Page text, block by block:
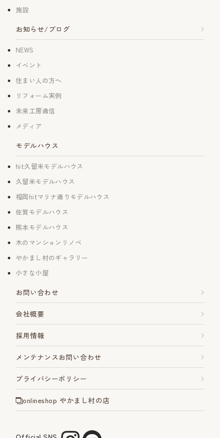
施設
お知らせ/ブログ
NEWS
イベント
住まい人の方へ
リフォーム実例
未来工房通信
メディア
モデルハウス
hit久留米モデルハウス
久留米モデルハウス
福岡hitマリナ通りモデルハウス
佐賀モデルハウス
熊本モデルハウス
木のマンションリノベ
やかまし村のギャラリー
小さな小屋
お問い合わせ
会社概要
採用情報
メンテナンスお問い合わせ
プライバシーポリシー
onlineshop やかまし村の店